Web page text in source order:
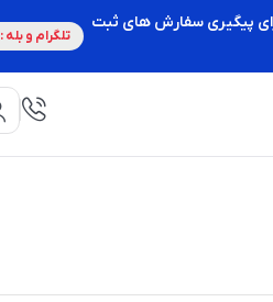
پیگیری سفارش های ثبت
تلگرام و بله : 09982560002 | mahdia_vision@